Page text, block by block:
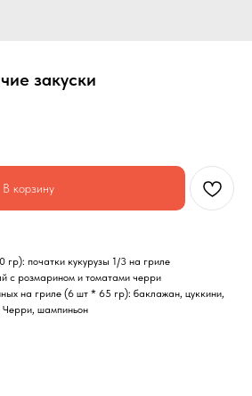
закуски
В корзину
гр): початки кукурузы 1/3 на гриле
с розмарином и томатами черри
на гриле (6 шт * 65 гр): баклажан, цуккини,
Черри, шампиньон